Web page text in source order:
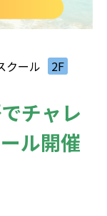
クール 2F
チャレ
ル開催